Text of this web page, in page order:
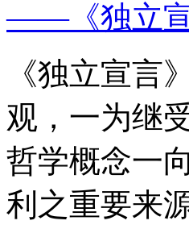
——《独立
《独立宣言
观，一为继
哲学概念一
利之重要来